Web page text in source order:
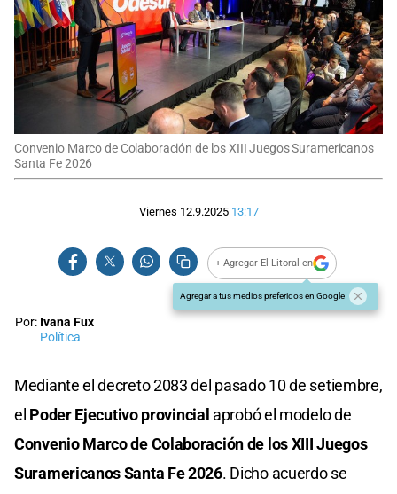
Convenio Marco de Colaboración de los XIII Juegos Suramericanos
Santa Fe 2026
Viernes 12.9.2025 13:17
+ Agregar El Litoral en
Agregar a tus medios preferidos en Google
Por: Ivana Fux
Política
Mediante el decreto 2083 del pasado 10 de setiembre,
el Poder Ejecutivo provincial aprobó el modelo de
Convenio Marco de Colaboración de los XIII Juegos
Suramericanos Santa Fe 2026. Dicho acuerdo se